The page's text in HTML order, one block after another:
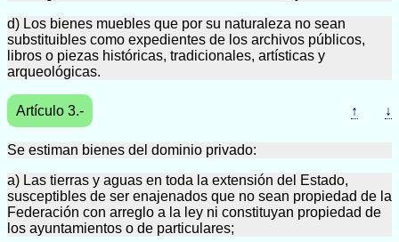
d) Los bienes muebles que por su naturaleza no sean
substituibles como expedientes de los archivos públicos,
libros o piezas históricas, tradicionales, artísticas y
arqueológicas.
Artículo 3.- ↑ ↓
Se estiman bienes del dominio privado:
a) Las tierras y aguas en toda la extensión del Estado,
susceptibles de ser enajenados que no sean propiedad de la
Federación con arreglo a la ley ni constituyan propiedad de
los ayuntamientos o de particulares;